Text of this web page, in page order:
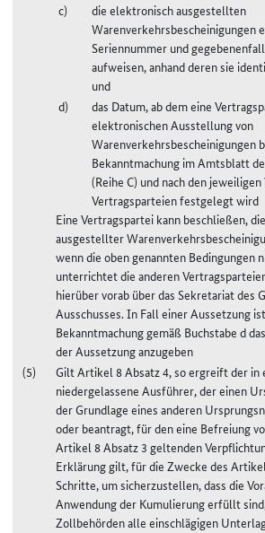
die elektronisch ausgestellten
Warenverkehrsbescheinigungen
Seriennummer und
aufweisen, anhand deren sie
und
das Datum, ab dem eine
elektronischen Ausstellung von
Warenverkehrsbescheinigungen
Bekanntmachung im Amtsblatt
(Reihe C) und nach den
Vertragsparteien festgelegt wird
Eine Vertragspartei kann beschließen,
ausgestellter
wenn die oben genannten Bedingungen
unterrichtet die anderen
hierüber vorab über das Sekretariat des
Ausschusses. In Fall einer Aussetzung
Bekanntmachung gemäß Buchstabe d
der Aussetzung anzugeben
Gilt Artikel 8 Absatz 4, so ergreift der in
niedergelassene Ausführer, der einen
der Grundlage eines anderen
oder beantragt, für den eine Befreiung
Artikel 8 Absatz 3 geltenden
Erklärung gilt, für die Zwecke des
Schritte, um sicherzustellen, dass die
Anwendung der Kumulierung erfüllt
Zollbehörden alle einschlägigen